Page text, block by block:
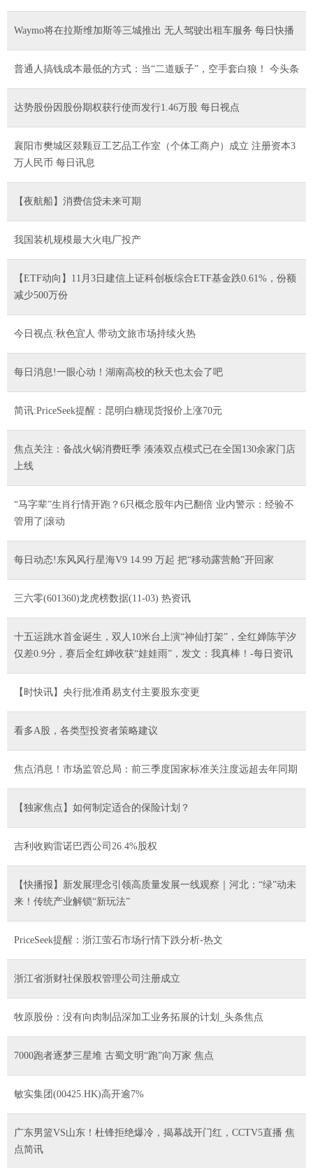
Waymo将在拉斯维加斯等三城推出 无人驾驶出租车服务 每日快播
普通人搞钱成本最低的方式：当“二道贩子”，空手套白狼！ 今头条
达势股份因股份期权获行使而发行1.46万股 每日视点
襄阳市樊城区燚颗豆工艺品工作室（个体工商户）成立 注册资本3
万人民币 每日讯息
【夜航船】消费信贷未来可期
我国装机规模最大火电厂投产
【ETF动向】11月3日建信上证科创板综合ETF基金跌0.61%，份额
减少500万份
今日视点:秋色宜人 带动文旅市场持续火热
每日消息!一眼心动！湖南高校的秋天也太会了吧
简讯:PriceSeek提醒：昆明白糖现货报价上涨70元
焦点关注：备战火锅消费旺季 湊湊双点模式已在全国130余家门店
上线
“马字辈”生肖行情开跑？6只概念股年内已翻倍 业内警示：经验不
管用了|滚动
每日动态!东风风行星海V9 14.99 万起 把“移动露营舱”开回家
三六零(601360)龙虎榜数据(11-03) 热资讯
十五运跳水首金诞生，双人10米台上演“神仙打架”，全红婵陈芋汐
仅差0.9分，赛后全红婵收获“娃娃雨”，发文：我真棒！-每日资讯
【时快讯】央行批准甬易支付主要股东变更
看多A股，各类型投资者策略建议
焦点消息！市场监管总局：前三季度国家标准关注度远超去年同期
【独家焦点】如何制定适合的保险计划？
吉利收购雷诺巴西公司26.4%股权
【快播报】新发展理念引领高质量发展一线观察｜河北：“绿”动未
来！传统产业解锁“新玩法”
PriceSeek提醒：浙江萤石市场行情下跌分析-热文
浙江省浙财社保股权管理公司注册成立
牧原股份：没有向肉制品深加工业务拓展的计划_头条焦点
7000跑者逐梦三星堆 古蜀文明“跑”向万家 焦点
敏实集团(00425.HK)高开逾7%
广东男篮VS山东！杜锋拒绝爆冷，揭幕战开门红，CCTV5直播 焦
点简讯